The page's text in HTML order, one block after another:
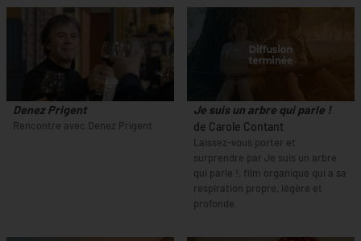
Denez Prigent
Rencontre avec Denez Prigent
Je suis un arbre qui parle !
de Carole Contant
Laissez-vous porter et
surprendre par Je suis un arbre
qui parle !, film organique qui a sa
respiration propre, légère et
profonde.